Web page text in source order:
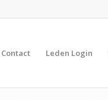
Contact Leden Login